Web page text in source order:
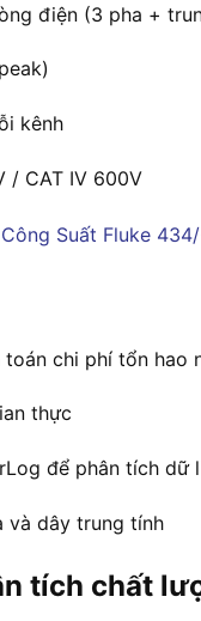
điện (3 pha +
kênh
/ CAT IV 600V
chi phí tổn hao
thực
để phân tích dữ
và dây trung tính
tích chất